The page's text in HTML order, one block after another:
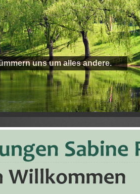
uns um alles andere.